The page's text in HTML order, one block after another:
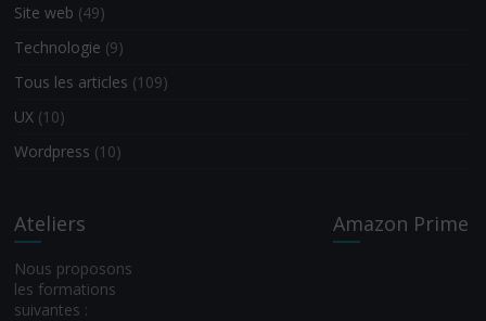
Site web (49)
Technologie (9)
Tous les articles (109)
UX (10)
Wordpress (10)
Ateliers
Nous proposons
les formations
suivantes :
Amazon Prime